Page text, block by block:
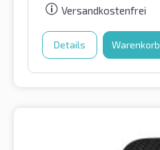
Versandkostenfrei
Details Warenkorb